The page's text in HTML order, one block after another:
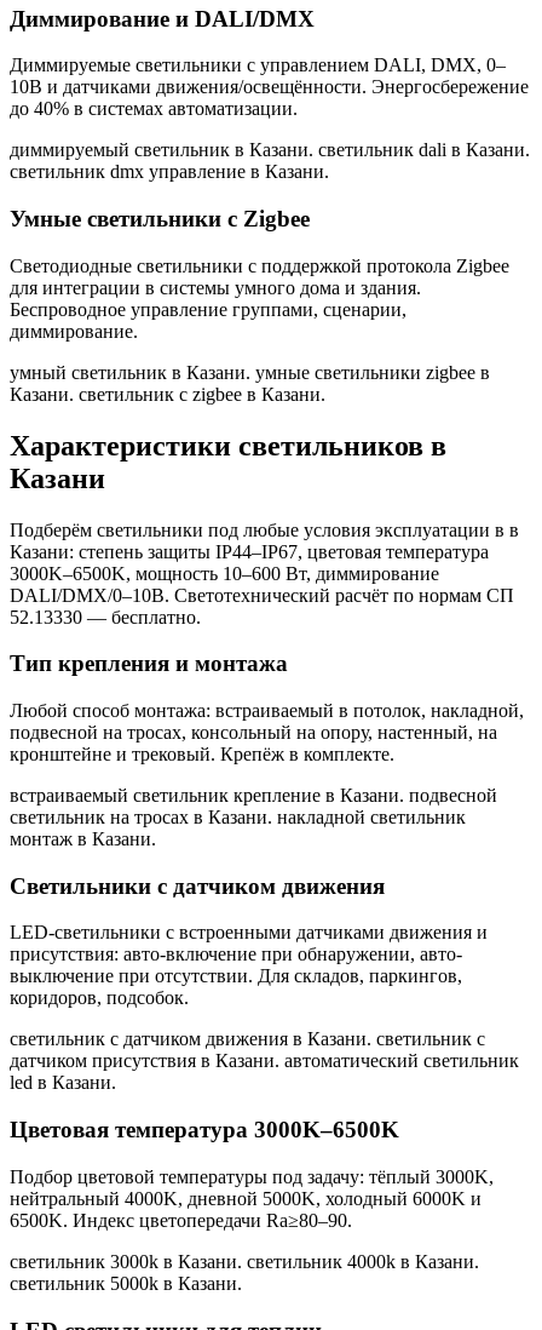
Диммирование и DALI/DMX
Диммируемые светильники с управлением DALI, DMX, 0–
10В и датчиками движения/освещённости. Энергосбережение
до 40% в системах автоматизации.
диммируемый светильник в Казани. светильник dali в Казани.
светильник dmx управление в Казани.
Умные светильники с Zigbee
Светодиодные светильники с поддержкой протокола Zigbee
для интеграции в системы умного дома и здания.
Беспроводное управление группами, сценарии,
диммирование.
умный светильник в Казани. умные светильники zigbee в
Казани. светильник с zigbee в Казани.
Характеристики светильников в
Казани
Подберём светильники под любые условия эксплуатации в в
Казани: степень защиты IP44–IP67, цветовая температура
3000K–6500K, мощность 10–600 Вт, диммирование
DALI/DMX/0–10В. Светотехнический расчёт по нормам СП
52.13330 — бесплатно.
Тип крепления и монтажа
Любой способ монтажа: встраиваемый в потолок, накладной,
подвесной на тросах, консольный на опору, настенный, на
кронштейне и трековый. Крепёж в комплекте.
встраиваемый светильник крепление в Казани. подвесной
светильник на тросах в Казани. накладной светильник
монтаж в Казани.
Светильники с датчиком движения
LED-светильники с встроенными датчиками движения и
присутствия: авто-включение при обнаружении, авто-
выключение при отсутствии. Для складов, паркингов,
коридоров, подсобок.
светильник с датчиком движения в Казани. светильник с
датчиком присутствия в Казани. автоматический светильник
led в Казани.
Цветовая температура 3000K–6500K
Подбор цветовой температуры под задачу: тёплый 3000K,
нейтральный 4000K, дневной 5000K, холодный 6000K и
6500K. Индекс цветопередачи Ra≥80–90.
светильник 3000k в Казани. светильник 4000k в Казани.
светильник 5000k в Казани.